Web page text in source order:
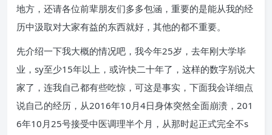
地方，还请各位前辈朋友们多多包涵，重要的是能从我的经
历中汲取对大家有益的东西就好，其他的都不重要。
先介绍一下我大概的情况吧，我今年25岁，去年刚大学毕
业，sy至少15年以上，或许快二十年了，这样的数字别说大
家了，连我自己都有些吃惊，可这是事实，下面我会详细点
说自己的经历，从2016年10月4日身体突然全面崩溃，201
6年10月25号接受中医调理半个月，从那时起正式完全不s